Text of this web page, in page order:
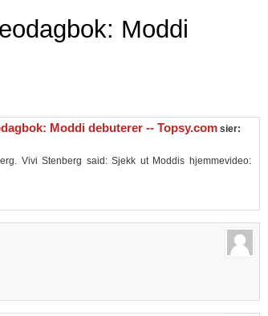
Moddi
Moddi debuterer -- Topsy.com sier:
Vivi Stenberg said: Sjekk ut Moddis hjemmevideo: